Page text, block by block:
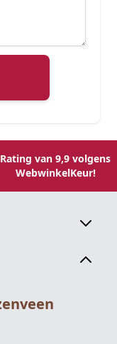
Rating van 9,9 volgens
WebwinkelKeur!